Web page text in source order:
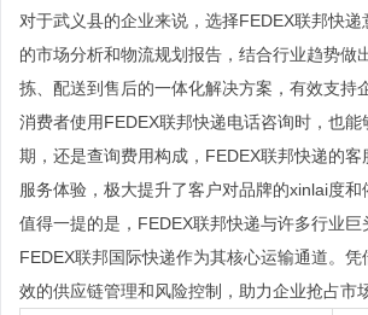
对于武义县的企业来说，选择FEDEX联邦快
的市场分析和物流规划报告，结合行业趋势
拣、配送到售后的一体化解决方案，有效支持
消费者使用FEDEX联邦快递电话咨询时，也
期，还是查询费用构成，FEDEX联邦快递的
服务体验，极大提升了客户对品牌的xinlai度和
值得一提的是，FEDEX联邦快递与许多行业
FEDEX联邦国际快递作为其核心运输通道。
效的供应链管理和风险控制，助力企业抢占市